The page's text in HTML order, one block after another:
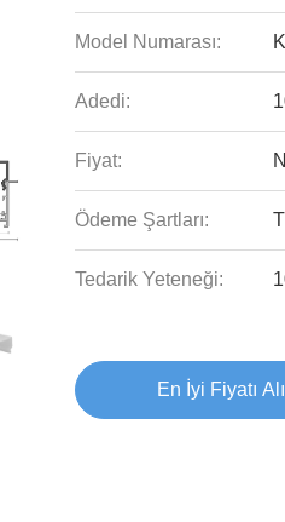
Model Numarası:
Adedi:
Fiyat:
Ödeme Şartları:
Tedarik Yeteneği:
En İyi Fiyatı